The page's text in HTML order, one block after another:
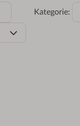
Kategorie: